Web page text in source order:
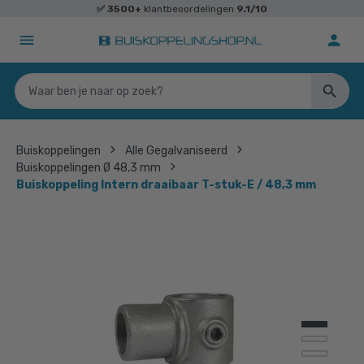
✅ 3500+ klantbeoordelingen 9.1/10
Buiskoppelingen
Alle Gegalvaniseerd
Buiskoppelingen Ø 48,3 mm
Buiskoppeling Intern draaibaar T-stuk-E / 48,3 mm